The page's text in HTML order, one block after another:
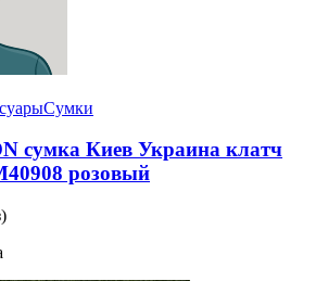
Сумки
сумка Киев Украина клатч
розовый